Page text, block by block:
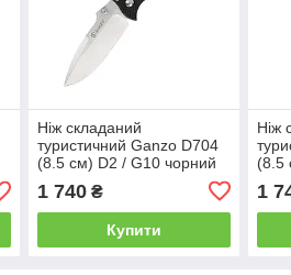
Ніж складаний
туристичний Ganzo D704
(8.5 см) D2 / G10 чорний
1 740₴
Купити
Ніж
(8.5
1